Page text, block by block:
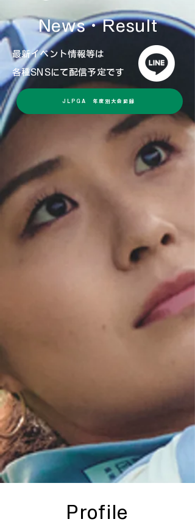
News・Result
最新イベント情報等は
​各種SNSにて配信予定です
JLPGA 年度別大会記録
​Profile